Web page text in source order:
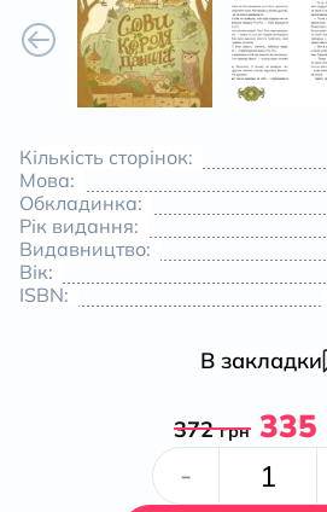
Кількість сторінок:
Мова:
Обкладинка:
Рік видання:
Видавництво:
Вік:
ISBN:
В закладки
372грн 335
-
Сови